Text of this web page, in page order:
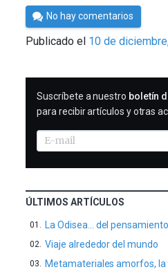
Por
Cultura
Cientifica
No hay comentarios
Publicado el 10 de
SUSCRIBIRME
Suscríbete a nuestro boletín
para recibir artículos y otras
ÚLTIMOS ARTÍCULOS
La Odisea… del
Viaje alrededor del mundo
Metamateriales amorfos, la